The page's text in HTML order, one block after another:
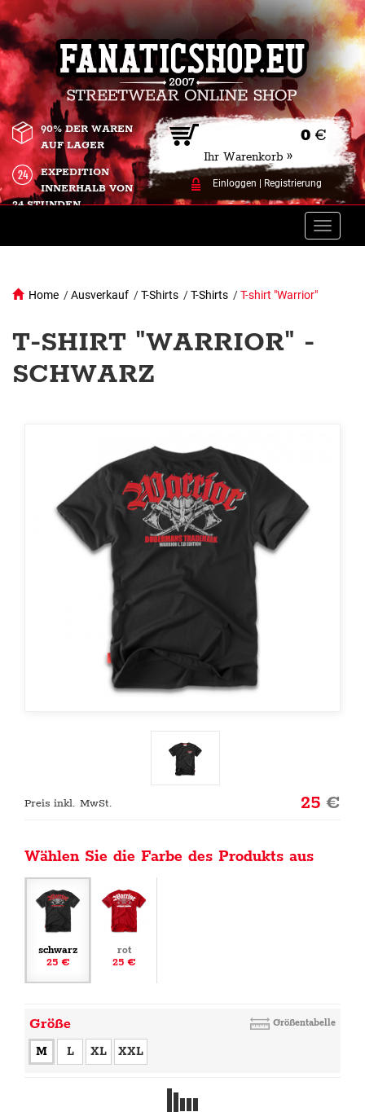
0 €
Ihr Warenkorb »
Einloggen Registrierung
90% DER WAREN
AUF LAGER
EXPEDITION
INNERHALB VON
24 STUNDEN.
Toggle
Home /Ausverkauf /T-Shirts /T-Shirts /T-shirt "Warrior"
T-SHIRT "WARRIOR" -
SCHWARZ
Preis inkl. MwSt. 25€
Wählen Sie die Farbe des Produkts aus
schwarz
25 €
rot
25 €
Größe Größentabelle
M L XL XXL